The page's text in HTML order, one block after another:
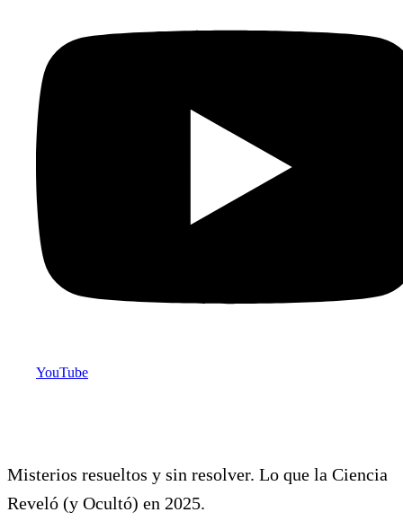
YouTube
Misterios resueltos y sin resolver. Lo que la Ciencia
Reveló (y Ocultó) en 2025.